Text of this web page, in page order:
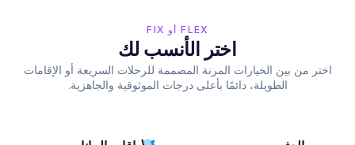
FLEX أو FIX
اختر الأنسب لك
اختر من بين الخيارات المرنة المصممة للرحلات السريعة أو الإقامات
الطويلة، دائمًا بأعلى درجات الموثوقية والجاهزية.